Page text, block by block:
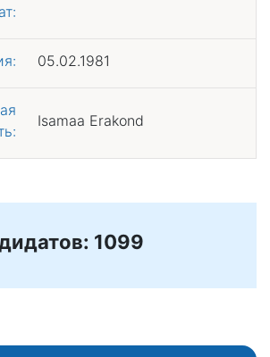
05.02.1981
Isamaa Erakond
1099